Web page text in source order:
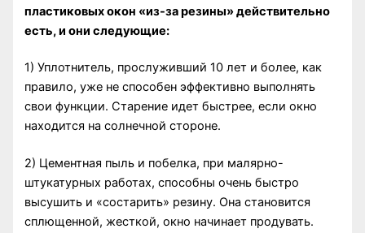
пластиковых окон «из-за резины» действительно
есть, и они следующие:
1) Уплотнитель, прослуживший 10 лет и более, как
правило, уже не способен эффективно выполнять
свои функции. Старение идет быстрее, если окно
находится на солнечной стороне.
2) Цементная пыль и побелка, при малярно-
штукатурных работах, способны очень быстро
высушить и «состарить» резину. Она становится
сплющенной, жесткой, окно начинает продувать.